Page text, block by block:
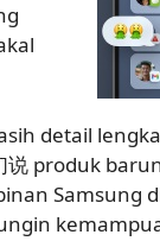
detail
说 produk
Samsung